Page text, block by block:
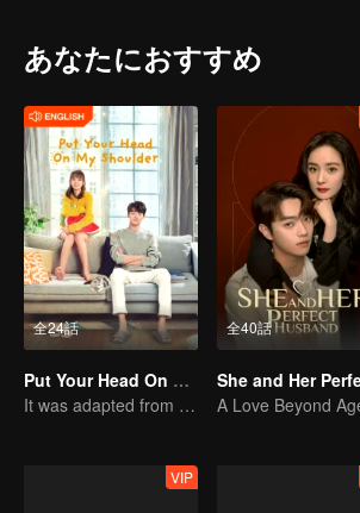
With the joint efforts of the Joint Operations
あなたにおすすめ
全24話
Put Your Head On My Shoulder (Eng Dub)
It was adapted from the same series of novels as "A Love so Beautiful"
全40話
VIP